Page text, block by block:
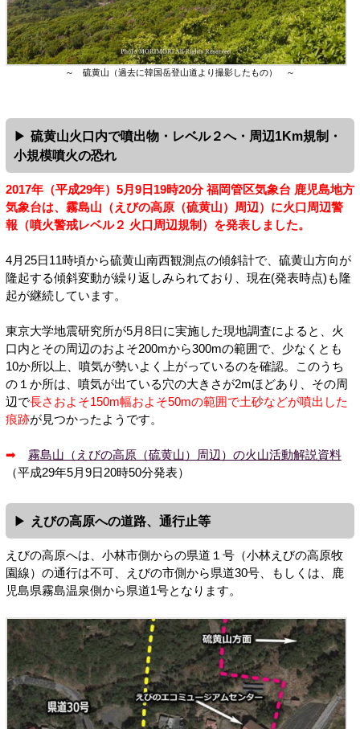
～ 硫黄山（過去に韓国岳登山道より撮影したもの） ～
硫黄山火口内で噴出物・レベル２へ・周辺1Km規制・
小規模噴火の恐れ
2017年（平成29年）5月9日19時20分 福岡管区気象台 鹿児島地方
気象台は、霧島山（えびの高原（硫黄山）周辺）に火口周辺警
報（噴火警戒レベル２ 火口周辺規制）を発表しました。
4月25日11時頃から硫黄山南西観測点の傾斜計で、硫黄山方向が
隆起する傾斜変動が繰り返しみられており、現在(発表時点)も隆
起が継続しています。
東京大学地震研究所が5月8日に実施した現地調査によると、火
口内とその周辺のおよそ200mから300mの範囲で、少なくとも
10か所以上、噴気が勢いよく上がっているのを確認。このうち
の１か所は、噴気が出ている穴の大きさが2mほどあり、その周
辺で長さおよそ150m幅およそ50mの範囲で土砂などが噴出した
痕跡が見つかったようです。
➡
霧島山（えびの高原（硫黄山）周辺）の火山活動解説資料
（平成29年5月9日20時50分発表）
えびの高原への道路、通行止等
えびの高原へは、小林市側からの県道１号（小林えびの高原牧
園線）の通行は不可、えびの市側から県道30号、もしくは、鹿
児島県霧島温泉側から県道1号となります。